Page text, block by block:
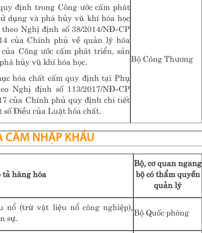
định trong Công ước cấm phát
dụng và phá hủy vũ khí hóa học
Nghị định số 38/2014/NĐ-CP
của Chính phủ về quản lý hóa
Công ước cấm phát triển, sản
hủy vũ khí hóa học.
hóa chất cấm quy định tại Phụ
Nghị định số 113/2017/NĐ-CP
của Chính phủ quy định chi tiết
Điều của Luật hóa chất.
Bộ Công Thương
CẤM NHẬP KHẨU
tả hàng hóa
Bộ, cơ quan ngang
bộ có thẩm quyền
quản lý
nổ (trừ vật liệu nổ công nghiệp),
sự.
Bộ Quốc phòng